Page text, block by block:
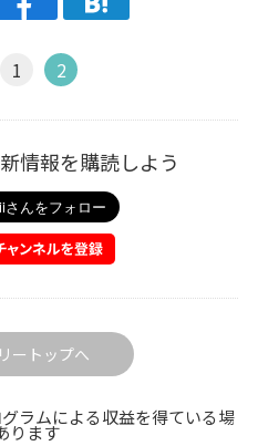
1 2
情報を購読しよう
ートップへ
ラムによる収益を得ている場
ります